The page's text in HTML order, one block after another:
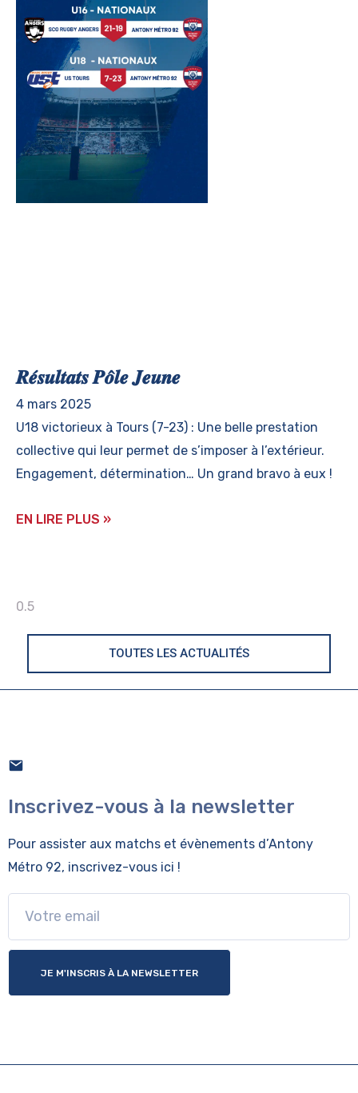
𝑹𝒆́𝒔𝒖𝒍𝒕𝒂𝒕𝒔 𝑷𝒐̂𝒍𝒆 𝑱𝒆𝒖𝒏𝒆
4 mars 2025
U18 victorieux à Tours (7-23) : Une belle prestation
collective qui leur permet de s’imposer à l’extérieur.
Engagement, détermination… Un grand bravo à eux !
EN LIRE PLUS »
TOUTES LES ACTUALITÉS
Inscrivez-vous à la newsletter
Pour assister aux matchs et évènements d’Antony
Métro 92, inscrivez-vous ici !
JE M'INSCRIS À LA NEWSLETTER